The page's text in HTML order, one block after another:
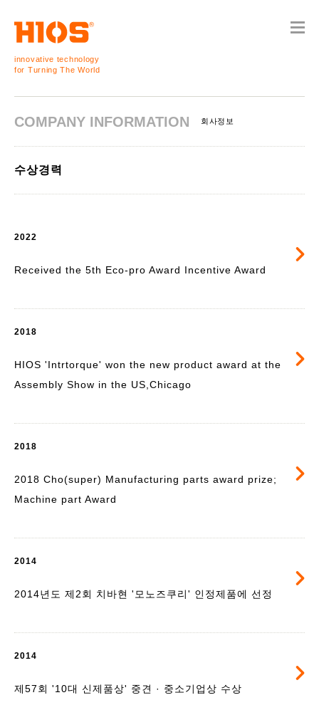
innovative technology
for Turning The World
COMPANY INFORMATION 회사정보
수상경력
2022
Received the 5th Eco-pro Award Incentive Award
2018
HIOS 'Intrtorque' won the new product award at the
Assembly Show in the US,Chicago
2018
2018 Cho(super) Manufacturing parts award prize;
Machine part Award
2014
2014년도 제2회 치바현 '모노즈쿠리' 인정제품에 선정
2014
제57회 '10대 신제품상' 중견 · 중소기업상 수상